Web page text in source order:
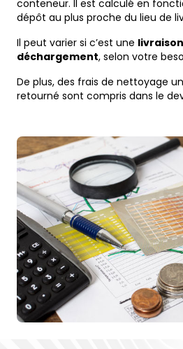
conteneur. Il est calculé en
dépôt au plus proche du lieu de
Il peut varier si c’est une
déchargement, selon votre
De plus, des frais de nettoyage
retourné sont compris dans le